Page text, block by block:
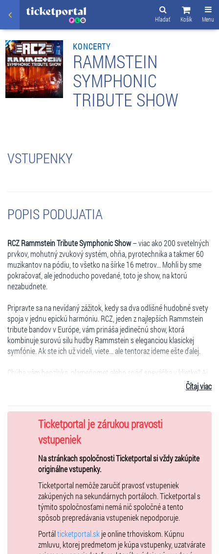
Menu
Košík
Hľadať
KONCERTY
RAMMSTEIN
SYMPHONIC
TRIBUTE SHOW
VSTUPENKY
POPIS PODUJATIA
RCZ Rammstein Tribute Symphonic Show– viac ako 200 svetelných
prvkov, mohutný zvukový systém, ohňa, pyrotechnika a takmer 60
muzikantov na pódiu, to všetko na šírke 16 metrov... Mohli by sme
pokračovať, ale jednoducho povedané, toto je show, na ktorú
nezabudnete.
Pripravte sa na nevídaný zážitok, kedy sa dva odlišné hudobné svety
spoja v jednu epickú harmóniu. RCZ, jeden z najlepších Rammstein
tribute bandov v Európe, vám prináša jedinečnú show, ktorá
kombinuje surovú silu hudby Rammstein s eleganciou klasickej
symfónie. Ak ste ich už videli, viete... ale tentoraz ideme ešte ďalej.
Chýba vám benzínka, plameňomet alebo snáď speváčka v klietke? Aj
to máme! Proste show, ktorá obsahuje všetko, čo k tomu patrí.
Samozrejme sme to postavili na najväčších hitoch Rammstein, ale v
brennt, Ohne Dich, Du Hast? To tiež zaznie!
Toto je povinná udalosť pre všetkých pravoverných fanúšikov týchto
metalových šialencov, pretože 5 kamiónov plných zvukovej a
svetelnej techniky a rekvizít už pomaly vyráža smerom k vám!
Berte prosím na vedomie, že koncert bude na sedení. Hoci
nemôžeme zodpovedať za správanie návštevníkov, zdvorilo vás
žiadame, aby ste toto rešpektovali a nebránili ostatným vo výhľade.
Čítaj viac
Ticketportal je zárukou pravosti
vstupeniek
Na stránkach spoločnosti Ticketportal si vždy zakúpite
originálne vstupenky.
Ticketportal nemôže zaručiť pravosť vstupeniek
zakúpených na sekundárnych portáloch. Ticketportal s
týmito spoločnosťami nemá nič spoločné a tento
spôsob prepredávania vstupeniek nepodporuje.
Portálticketportal.sk je online trhoviskom. Kúpnu
zmluvu, ktorej predmetom je kúpa vstupenky, uzatvárate